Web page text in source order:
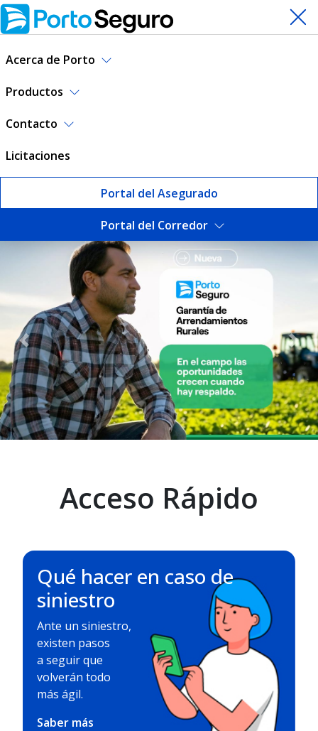
Acerca de Porto
Productos
Contacto
Licitaciones
Portal del Asegurado
Portal del Corredor
Seguros | Porto Seguro
Previous Next
Acceso Rápido
Qué hacer en caso de
siniestro
Ante un siniestro,
existen pasos
a seguir que
volverán todo
más ágil.
Saber más